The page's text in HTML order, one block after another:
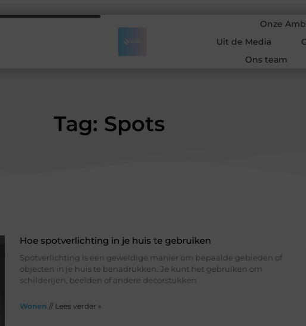
Onze
Uit de Media
Ons team
Tag: Spots
Hoe spotverlichting in je huis te gebruiken
Spotverlichting is een geweldige manier om bepaalde gebieden of
objecten in je huis te benadrukken. Je kunt het gebruiken om
schilderijen, beelden of andere decorstukken
Wonen // Lees verder »